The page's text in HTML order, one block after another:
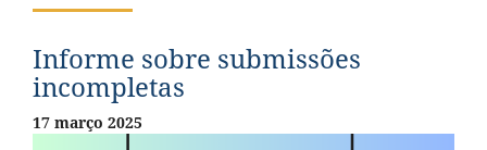
Informe sobre submissões
incompletas
17 março 2025